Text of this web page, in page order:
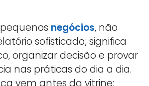
pequenos negócios, não
sofisticado; significa
organizar decisão e provar
nas práticas do dia a dia.
vem antes da vitrine: